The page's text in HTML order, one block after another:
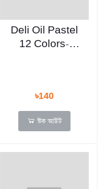
Deli Oil Pastel
12 Colors-
৳140
স্টক আউট